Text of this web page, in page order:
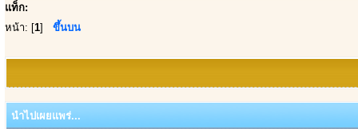
แท็ก:
หน้า: [1] ขึ้นบน
นำไปเผยแพร่...